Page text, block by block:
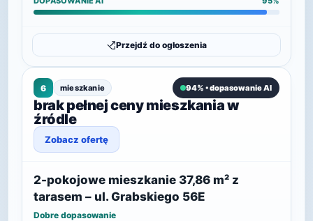
Przejdź do ogłoszenia
6 mieszkanie 94% • dopasowanie AI
brak pełnej ceny mieszkania w
źródle
Zobacz ofertę
2-pokojowe mieszkanie 37,86 m² z
tarasem – ul. Grabskiego 56E
Dobre dopasowanie